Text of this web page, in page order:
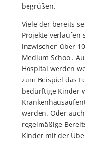
begrüßen.
Viele der bereits
Projekte verlaufen
inzwischen über
Medium School.
Hospital werden
zum Beispiel das
bedürftige Kinder
werden. Oder
regelmäßige
Kinder mit der